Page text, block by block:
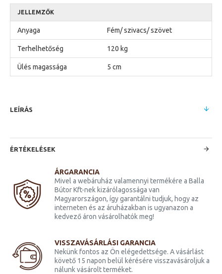
JELLEMZŐK
Anyaga Fém/ szivacs/ szövet
Terhelhetőség 120 kg
Ülés magassága 5 cm
LEÍRÁS
ÉRTÉKELÉSEK
ÁRGARANCIA
Mivel a webáruház valamennyi termékére a Balla
Bútor Kft-nek kizárólagossága van
Magyarországon, így garantálni tudjuk, hogy az
interneten és az áruházakban is ugyanazon a
kedvező áron vásárolhatók meg!
VISSZAVÁSÁRLÁSI GARANCIA
Nekünk fontos az Ön elégedettsége. A vásárlást
követő 15 napon belül kérésére visszavásároljuk a
nálunk vásárolt terméket.